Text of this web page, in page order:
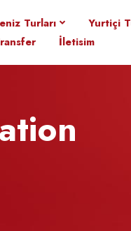
Turları Yurtiçi
İletisim